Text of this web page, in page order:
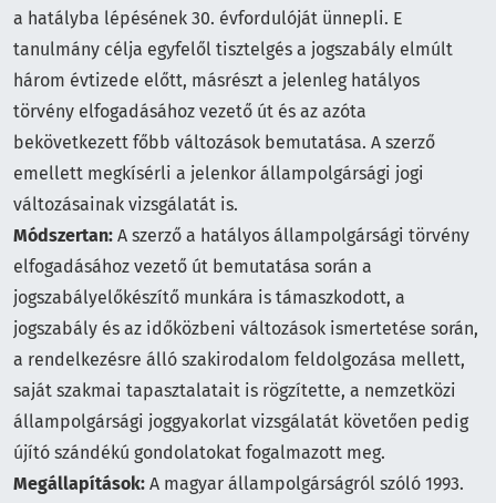
a hatályba lépésének 30. évfordulóját ünnepli. E
tanulmány célja egyfelől tisztelgés a jogszabály elmúlt
három évtizede előtt, másrészt a jelenleg hatályos
törvény elfogadásához vezető út és az azóta
bekövetkezett főbb változások bemutatása. A szerző
emellett megkísérli a jelenkor állampolgársági jogi
változásainak vizsgálatát is.
Módszertan: A szerző a hatályos állampolgársági törvény
elfogadásához vezető út bemutatása során a
jogszabályelőkészítő munkára is támaszkodott, a
jogszabály és az időközbeni változások ismertetése során,
a rendelkezésre álló szakirodalom feldolgozása mellett,
saját szakmai tapasztalatait is rögzítette, a nemzetközi
állampolgársági joggyakorlat vizsgálatát követően pedig
újító szándékú gondolatokat fogalmazott meg.
Megállapítások: A magyar állampolgárságról szóló 1993.